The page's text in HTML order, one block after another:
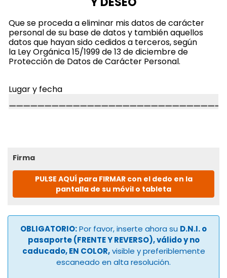
Que se proceda a eliminar mis datos de carácter
personal de su base de datos y también aquellos
datos que hayan sido cedidos a terceros, según
la Ley Orgánica 15/1999 de 13 de diciembre de
Protección de Datos de Carácter Personal.
Lugar y fecha
Firma
PULSE AQUÍ para FIRMAR con el dedo en la
pantalla de su móvil o tableta
OBLIGATORIO:Por favor, inserte ahora su D.N.I. o
pasaporte (FRENTE Y REVERSO), válido y no
caducado, EN COLOR,visible y preferiblemente
escaneado en alta resolución.